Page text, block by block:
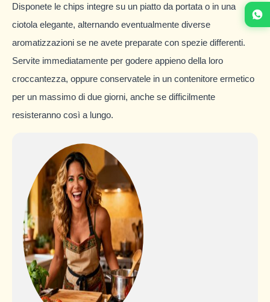
Disponete le chips integre su un piatto da portata o in una
ciotola elegante, alternando eventualmente diverse
aromatizzazioni se ne avete preparate con spezie differenti.
Servite immediatamente per godere appieno della loro
croccantezza, oppure conservatele in un contenitore ermetico
per un massimo di due giorni, anche se difficilmente
resisteranno così a lungo.